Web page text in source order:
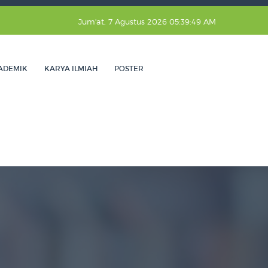
Jum'at, 7 Agustus 2026 05:39:50 AM
KARYA ILMIAH POSTER